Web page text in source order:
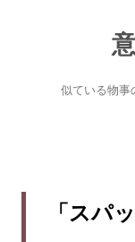
似ている物事
「スパ